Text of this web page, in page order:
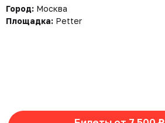
Город: Москва
Площадка: Petter